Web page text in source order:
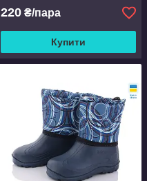
220 ₴/пара
Купити